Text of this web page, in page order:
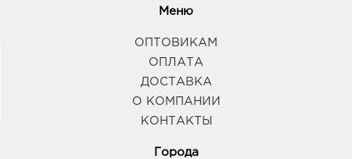
Меню
ОПТОВИКАМ
ОПЛАТА
ДОСТАВКА
О КОМПАНИИ
КОНТАКТЫ
Города